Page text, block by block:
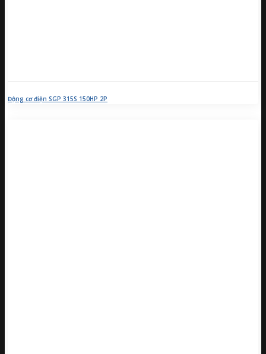
Động cơ điện SGP 315S 150HP 2P